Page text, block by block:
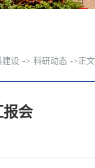
建设 -> 科研动态 -> 正文
报会